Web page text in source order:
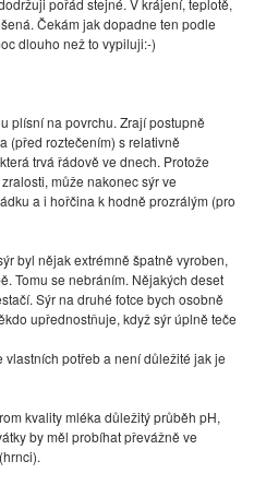
pořád stejné. V krájení, teplotě,
Čekám jak dopadne ten podle
dlouho než to vypiluji:-)
plísní na povrchu. Zrají postupně
(před roztečením) s relativně
trvá řádově ve dnech. Protože
může nakonec sýr ve
a i hořčina k hodně prozrálým (pro
byl nějak extrémně špatně vyroben,
Tomu se nebráním. Nějakých deset
Sýr na druhé fotce bych osobně
upřednostňuje, když sýr úplně teče
potřeb a není důležité jak je
kvality mléka důležitý průběh pH,
by měl probíhat převážně ve